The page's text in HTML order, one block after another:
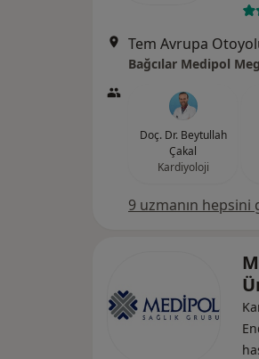
Bağcılar Medipol
Doç. Dr. Beytullah
Çakal
Kardiyoloji
9 uzmanın hepsini